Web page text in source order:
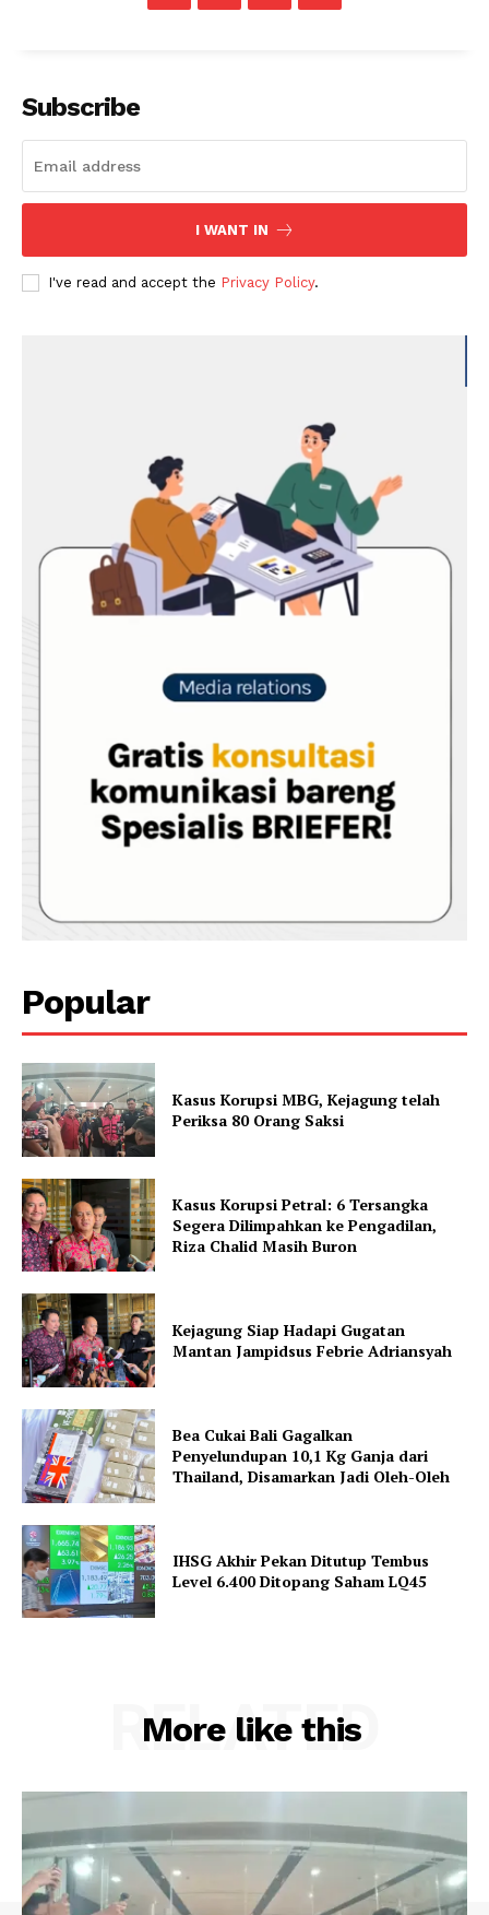
Subscribe
I WANT IN
I've read and accept the Privacy Policy.
Popular
Kasus Korupsi MBG, Kejagung telah
Periksa 80 Orang Saksi
Kasus Korupsi Petral: 6 Tersangka
Segera Dilimpahkan ke Pengadilan,
Riza Chalid Masih Buron
Kejagung Siap Hadapi Gugatan
Mantan Jampidsus Febrie Adriansyah
Bea Cukai Bali Gagalkan
Penyelundupan 10,1 Kg Ganja dari
Thailand, Disamarkan Jadi Oleh-Oleh
IHSG Akhir Pekan Ditutup Tembus
Level 6.400 Ditopang Saham LQ45
More like this
RELATED